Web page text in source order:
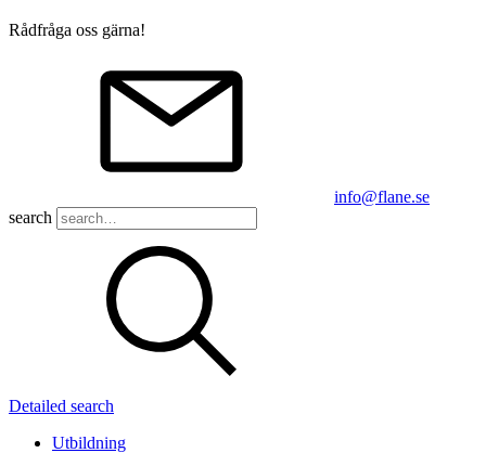
Rådfråga oss gärna!
info@flane.se
search
Detailed search
Utbildning